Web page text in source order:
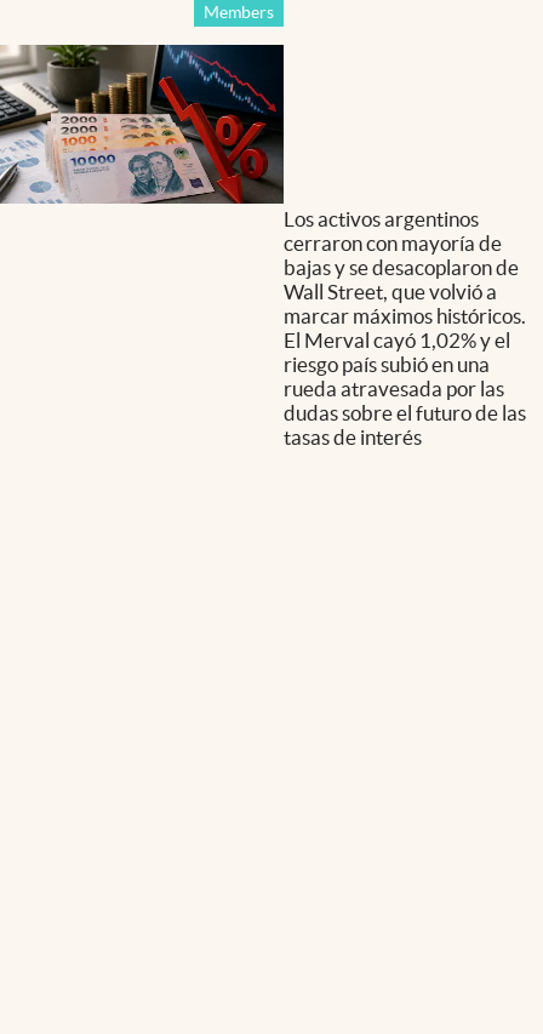
Members
Los activos argentinos
cerraron con mayoría de
bajas y se desacoplaron de
Wall Street, que volvió a
marcar máximos históricos.
El Merval cayó 1,02% y el
riesgo país subió en una
rueda atravesada por las
dudas sobre el futuro de las
tasas de interés